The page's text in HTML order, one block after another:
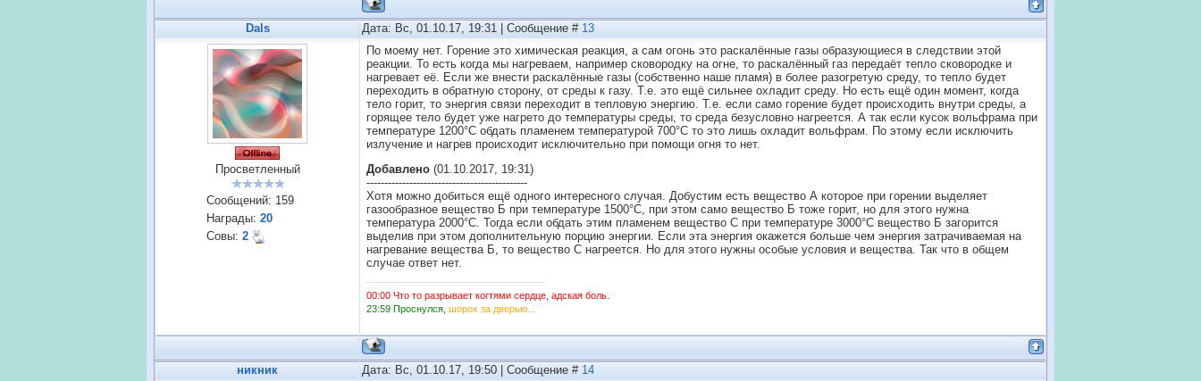
Dals Дата: Вс, 01.10.17, 19:31 | Сообщение # 13
Просветленный
Сообщений: 159
Награды: 20
Совы: 2
По моему нет. Горение это химическая реакция, а сам огонь это раскалённые газы образующиеся в следствии этой
реакции. То есть когда мы нагреваем, например сковородку на огне, то раскалённый газ передаёт тепло сковородке и
нагревает её. Если же внести раскалённые газы (собственно наше пламя) в более разогретую среду, то тепло будет
переходить в обратную сторону, от среды к газу. Т.е. это ещё сильнее охладит среду. Но есть ещё один момент, когда
тело горит, то энергия связи переходит в тепловую энергию. Т.е. если само горение будет происходить внутри среды, а
горящее тело будет уже нагрето до температуры среды, то среда безусловно нагреется. А так если кусок вольфрама при
температуре 1200°С обдать пламенем температурой 700°С то это лишь охладит вольфрам. По этому если исключить
излучение и нагрев происходит исключительно при помощи огня то нет.
Добавлено (01.10.2017, 19:31)
---------------------------------------------
Хотя можно добиться ещё одного интересного случая. Добустим есть вещество А которое при горении выделяет
газообразное вещество Б при температуре 1500°С, при этом само вещество Б тоже горит, но для этого нужна
температура 2000°С. Тогда если обдать этим пламенем вещество С при температуре 3000°С вещество Б загорится
выделив при этом дополнительную порцию энергии. Если эта энергия окажется больше чем энергия затрачиваемая на
нагревание вещества Б, то вещество С нагреется. Но для этого нужны особые условия и вещества. Так что в общем
случае ответ нет.
00:00 Что то разрывает когтями сердце, адская боль.
23:59 Проснулся, шорох за дверью...
никник Дата: Вс, 01.10.17, 19:50 | Сообщение # 14